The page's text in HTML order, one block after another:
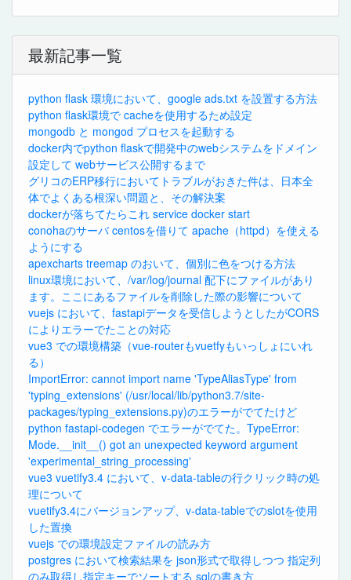
最新記事一覧
python flask 環境において、google ads.txt を設置する方法
python flask環境で cacheを使用するため設定
mongodb と mongod プロセスを起動する
docker内でpython flaskで開発中のwebシステムをドメイン
設定して webサービス公開するまで
グリコのERP移行においてトラブルがおきた件は、日本全
体でよくある根深い問題と、その解決案
dockerが落ちてたらこれ service docker start
conohaのサーバ centosを借りて apache（httpd）を使える
ようにする
apexcharts treemap のおいて、個別に色をつける方法
linux環境において、/var/log/journal 配下にファイルがあり
ます。ここにあるファイルを削除した際の影響について
vuejs において、fastapiデータを受信しようとしたがCORS
によりエラーでたことの対応
vue3 での環境構築（vue-routerもvuetfyもいっしょにいれ
る）
ImportError: cannot import name 'TypeAliasType' from
'typing_extensions' (/usr/local/lib/python3.7/site-
packages/typing_extensions.py)のエラーがでてたけど
python fastapi-codegen でエラーがでてた。TypeError:
Mode.__init__() got an unexpected keyword argument
'experimental_string_processing'
vue3 vuetify3.4 において、v-data-tableの行クリック時の処
理について
vuetify3.4にバージョンアップ、v-data-tableでのslotを使用
した置換
vuejs での環境設定ファイルの読み方
postgres において検索結果を json形式で取得しつつ 指定列
のみ取得し指定キーでソートする sqlの書き方